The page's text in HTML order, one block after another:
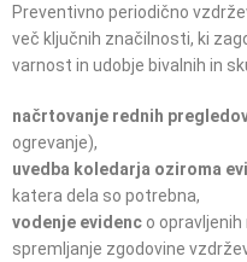
Preventivno periodično
več ključnih značilnosti, ki
varnost in udobje bivalnih in
načrtovanje rednih
ogrevanje),
uvedba koledarja oziroma
katera dela so potrebna,
vodenje evidenc o
spremljanje zgodovine